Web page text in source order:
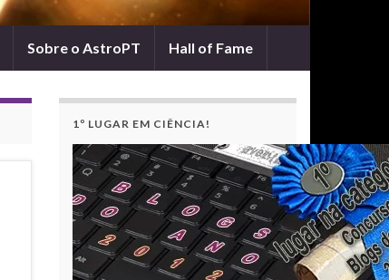
Sobre o AstroPT Hall of Fame
1º LUGAR EM CIÊNCIA!